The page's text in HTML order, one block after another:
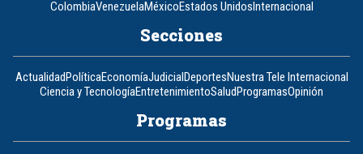
ColombiaVenezuelaMéxicoEstados UnidosInternacional
Secciones
ActualidadPolíticaEconomíaJudicialDeportesNuestra Tele Internacional
Ciencia y TecnologíaEntretenimientoSaludProgramasOpinión
Programas